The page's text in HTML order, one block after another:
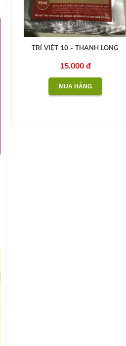
TRÍ VIỆT 10 - THANH LONG
15.000 đ